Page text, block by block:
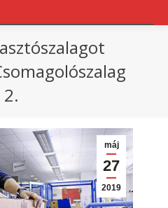
2.
máj
27
2019